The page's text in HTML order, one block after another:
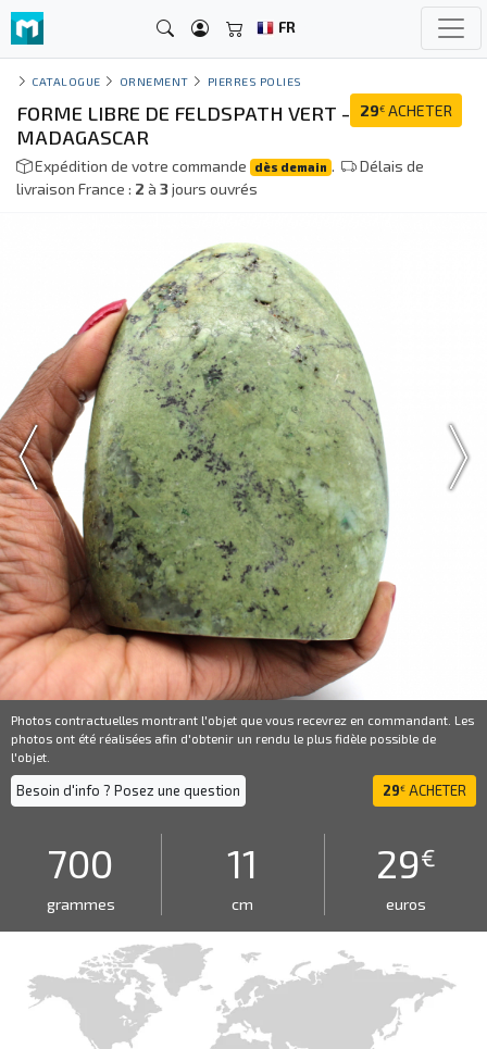
FR
CATALOGUE ORNEMENT PIERRES POLIES
29€ ACHETER
FORME LIBRE DE FELDSPATH VERT -
MADAGASCAR
Expédition de votre commande dès demain .
Délais de
livraison France : 2 à 3jours ouvrés
Photos contractuelles montrant l'objet que vous recevrez en commandant. Les
photos ont été réalisées afin d'obtenir un rendu le plus fidèle possible de
l'objet.
Besoin d'info ? Posez une question 29€ ACHETER
700
grammes
11
cm
29€
euros